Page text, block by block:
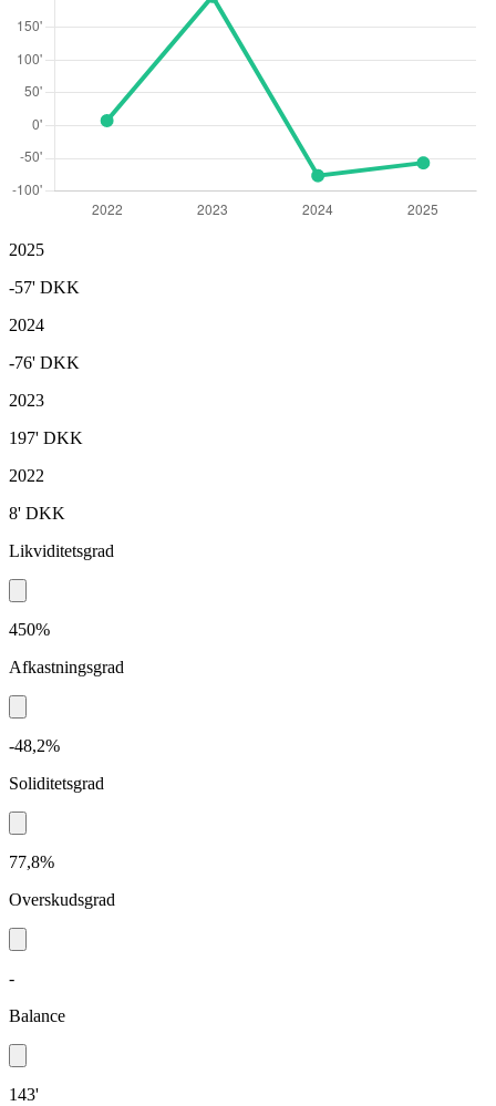
2025
-57' DKK
2024
-76' DKK
2023
197' DKK
2022
8' DKK
Likviditetsgrad
450%
Afkastningsgrad
-48,2%
Soliditetsgrad
77,8%
Overskudsgrad
-
Balance
143'